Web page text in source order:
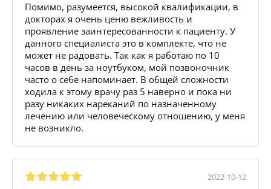
Помимо, разумеется, высокой квалификации, в
докторах я очень ценю вежливость и
проявление заинтересованности к пациенту. У
данного специалиста это в комплекте, что не
может не радовать. Так как я работаю по 10
часов в день за ноутбуком, мой позвоночник
часто о себе напоминает. В общей сложности
ходила к этому врачу раз 5 наверно и пока ни
разу никаких нареканий по назначенному
лечению или человеческому отношению, у меня
не возникло.
2022-10-12